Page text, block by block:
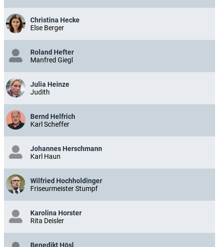
Christina Hecke
Else Berger
Roland Hefter
Manfred Giegl
Julia Heinze
Judith
Bernd Helfrich
Karl Scheffer
Johannes Herschmann
Karl Haun
Wilfried Hochholdinger
Friseurmeister Stumpf
Karolina Horster
Rita Deisler
Benedikt Hösl